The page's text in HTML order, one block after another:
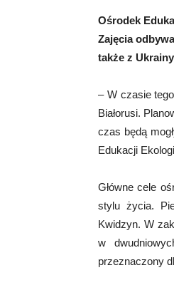
Ośrodek
Zajęcia
także z
– W czasie
Białorusi.
czas będą
Edukacji
Główne cele
stylu życia.
Kwidzyn. W
w
przeznaczony